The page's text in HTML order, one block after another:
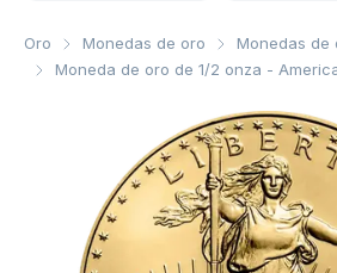
Oro Monedas de oro
Monedas de
Moneda de oro de 1/2 onza -